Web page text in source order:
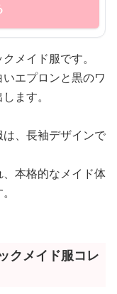
メイド服です。
エプロンと黒のワ
ます。
、長袖デザインで
本格的なメイド体
クメイド服コレ